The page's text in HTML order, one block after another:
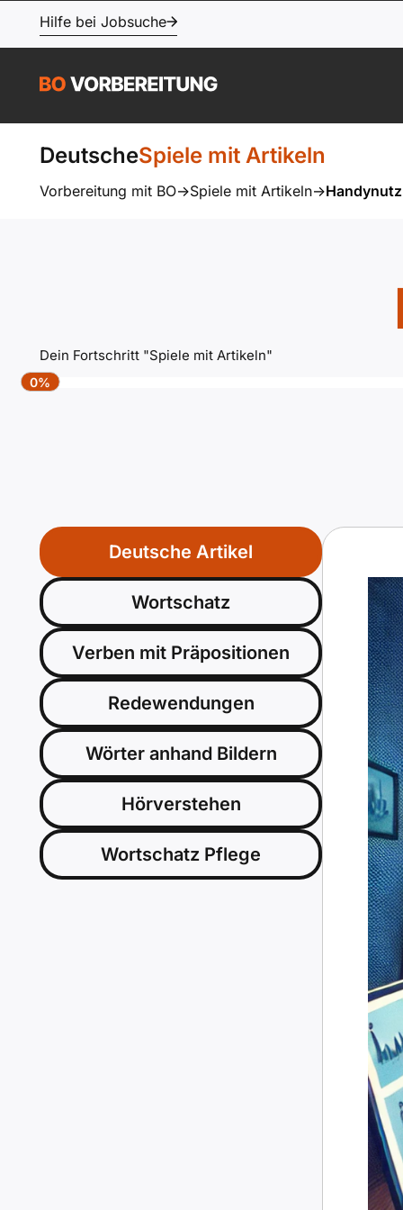
Hilfe bei Jobsuche
DeutscheSpiele mit Artikeln
Vorbereitung mit BO->Spiele mit Artikeln->
Dein Fortschritt "Spiele mit Artikeln"
0%
Deutsche Artikel
Wortschatz
Verben mit Präpositionen
Redewendungen
Wörter anhand Bildern
Hörverstehen
Wortschatz Pflege